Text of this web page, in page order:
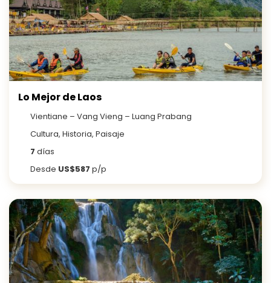
Lo Mejor de Laos
Vientiane – Vang Vieng – Luang Prabang
Cultura, Historia, Paisaje
7 días
Desde US$587 p/p